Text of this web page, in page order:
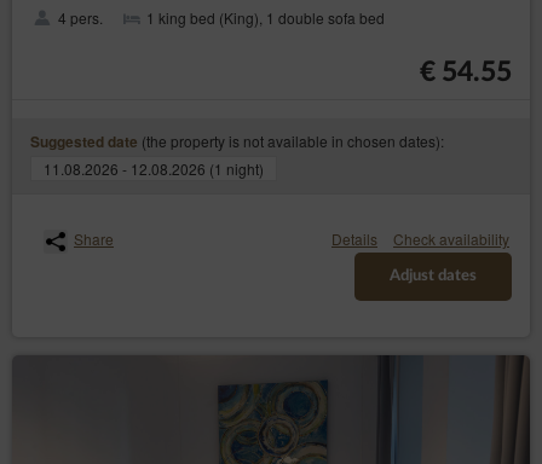
4 pers. 1 king bed (King), 1 double sofa bed
€ 54.55
Suggested date (the property is not available in chosen dates):
11.08.2026 - 12.08.2026 (1 night)
Share Details Check availability
Adjust dates